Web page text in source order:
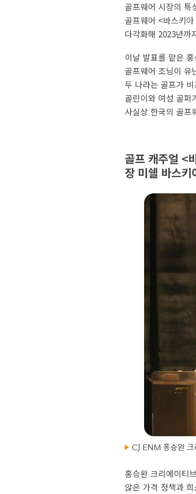
골프웨어 시장의 특
골프웨어 <바스키
다각화해 2023년까
이날 발표를 맡은
골프웨어 조닝이 유
두 나라는 골프가
골린이와 여성 골퍼
사실상 한국의 골프
골프 캐주얼 <
장 미쉘 바스
CJ ENM 홍승완 크
홍승완 크리에이티
않은 가격 정책과